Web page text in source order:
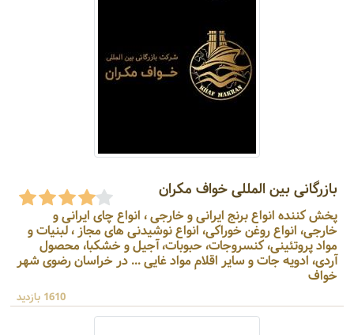
بازرگانی بین المللی خواف مکران
پخش کننده انواع برنج ایرانی و خارجی ، انواع چای ایرانی و
خارجی، انواع روغن خوراکی، انواع نوشیدنی های مجاز ، لبنیات و
مواد پروتئینی، کنسروجات، حبوبات، آجیل و خشکبا، محصول
آردی، ادویه جات و سایر اقلام مواد غایی ... در خراسان رضوی شهر
خواف
1610 بازدید